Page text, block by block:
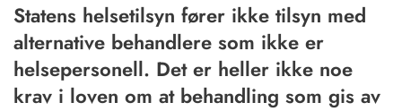
Statens helsetilsyn fører ikke tilsyn med
alternative behandlere som ikke er
helsepersonell. Det er heller ikke noe
krav i loven om at behandling som gis av